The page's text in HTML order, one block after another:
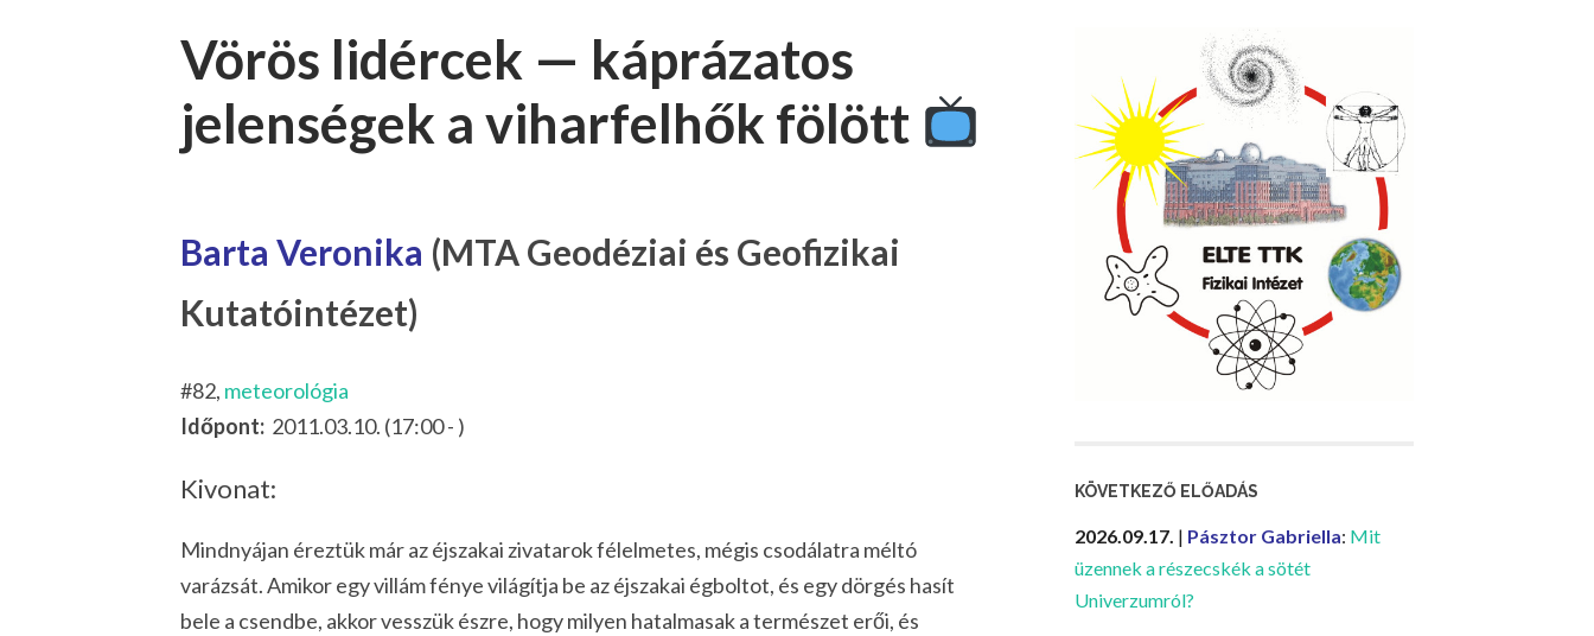
AG
OK
Vörös lidércek — káprázatos
jelenségek a viharfelhők fölött
Barta Veronika (MTA Geodéziai és Geofizikai
Kutatóintézet)
#82, meteorológia
Időpont: 2011.03.10. (17:00 - )
Kivonat:
Mindnyájan éreztük már az éjszakai zivatarok félelmetes, mégis csodálatra méltó
varázsát. Amikor egy villám fénye világítja be az éjszakai égboltot, és egy dörgés hasít
bele a csendbe, akkor vesszük észre, hogy milyen hatalmasak a természet erői, és
KÖVETKEZŐ ELŐADÁS
2026.09.17. | Pásztor Gabriella: Mit
üzennek a részecskék a sötét
Univerzumról?